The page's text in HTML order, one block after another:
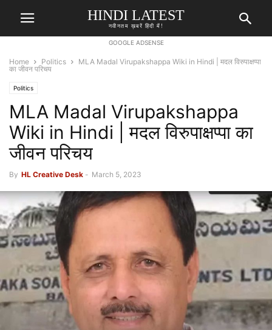
HINDI LATEST
नवीनतम ख़बरें हिंदी में!
GOOGLE ADSENSE
Home Politics
MLA Madal Virupakshappa Wiki in Hindi | मदल विरुपाक्षप्पा
का जीवन परिचय
Politics
MLA Madal Virupakshappa
Wiki in Hindi | मदल विरुपाक्षप्पा का
जीवन परिचय
By HL Creative Desk - March 5, 2023